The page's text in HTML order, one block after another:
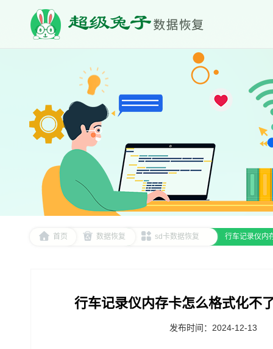
首页 数据恢复 sd卡数据恢复 行车记录仪内
行车记录仪内存卡怎么格式化不
发布时间：2024-12-13